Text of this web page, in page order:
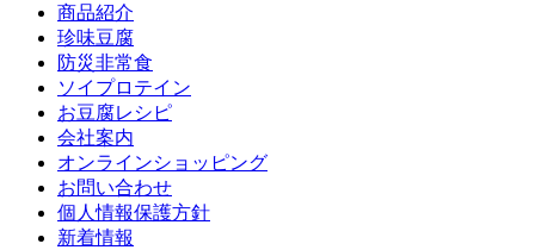
商品紹介
珍味豆腐
防災非常食
ソイプロテイン
お豆腐レシピ
会社案内
オンラインショッピング
お問い合わせ
個人情報保護方針
新着情報